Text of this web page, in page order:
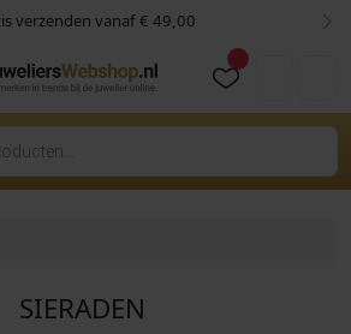
verzenden vanaf € 49,00
SIERADEN